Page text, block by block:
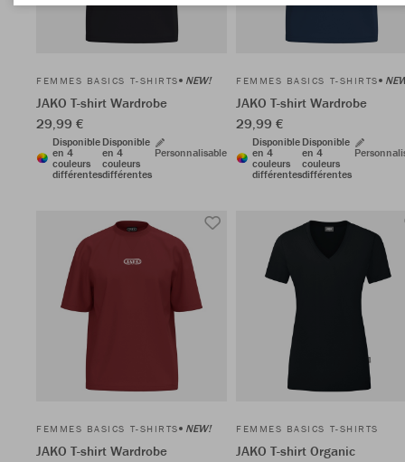
FEMMES BASICS T-SHIRTS NEW!
JAKO T-shirt Wardrobe
29,99 €
Disponible
en 4
couleurs
différentes
Disponible
en 4
couleurs
différentes
Personnalisable
FEMMES BASICS T-SHIRTS
JAKO T-shirt Wardrobe
29,99 €
Disponible
en 4
couleurs
différentes
Disponible
en 4
couleurs
différentes
FEMMES BASICS T-SHIRTS NEW!
JAKO T-shirt Wardrobe
FEMMES BASICS T-SHIRTS
JAKO T-shirt Organic